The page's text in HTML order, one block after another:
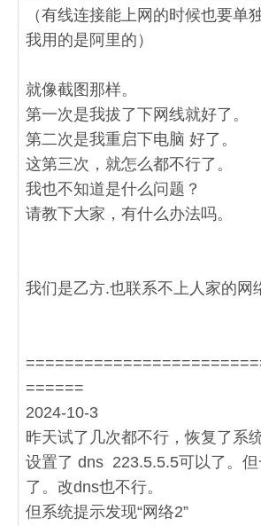
（有线连接能上网的时候也要单
我用的是阿里的）
就像截图那样。
第一次是我拔了下网线就好了。
第二次是我重启下电脑 好了。
这第三次，就怎么都不行了。
我也不知道是什么问题？
请教下大家，有什么办法吗。
我们是乙方.也联系不上人家的网
======
2024-10-3
昨天试了几次都不行，恢复了系统
设置了 dns 223.5.5.5可以了。
了。改dns也不行。
但系统提示发现“网络2”